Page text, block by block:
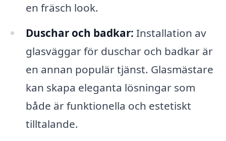
en fräsch look.
Duschar och badkar: Installation av
glasväggar för duschar och badkar är
en annan populär tjänst. Glasmästare
kan skapa eleganta lösningar som
både är funktionella och estetiskt
tilltalande.